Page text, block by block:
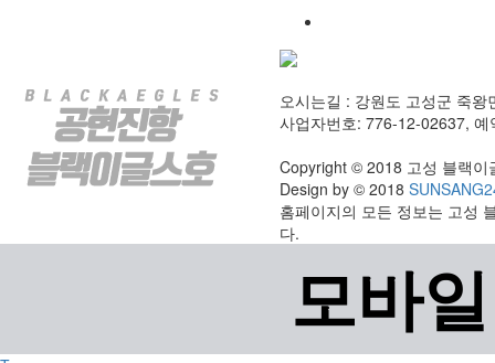
오시는길 : 강원도 고성군 죽왕
사업자번호: 776-12-02637,
Copyright © 2018 고성 블랙이
Design by © 2018
홈페이지의 모든 정보는 고성
다.
모바